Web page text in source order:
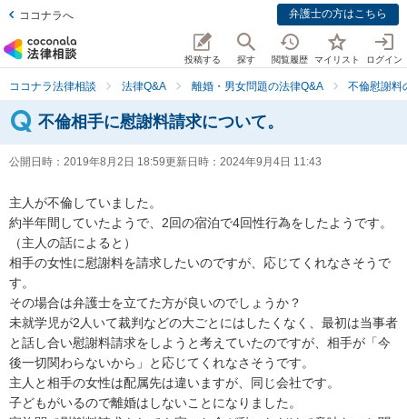
ココナラへ 弁護士の方はこちら
投稿する 探す 閲覧履歴 マイリスト ログイン
ココナラ法律相談 法律Q&A 離婚・男女問題の法律Q&A 不倫慰謝料
不倫相手に慰謝料請求について。
公開日時： 2019年8月2日 18:59更新日時： 2024年9月4日 11:43
主人が不倫していました。
約半年間していたようで、2回の宿泊で4回性行為をしたようです。
（主人の話によると）
相手の女性に慰謝料を請求したいのですが、応じてくれなさそうで
す。
その場合は弁護士を立てた方が良いのでしょうか？
未就学児が2人いて裁判などの大ごとにはしたくなく、最初は当事者
と話し合い慰謝料請求をしようと考えていたのですが、相手が「今
後一切関わらないから」と応じてくれなさそうです。
主人と相手の女性は配属先は違いますが、同じ会社です。
子どもがいるので離婚はしないことになりました。